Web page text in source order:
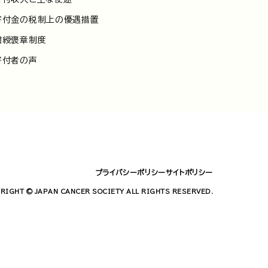
付金の税制上の優遇措置
綬褒章制度
付者の声
プライバシーポリシーサイトポリシー
© JAPAN CANCER SOCIETY ALL RIGHTS RESERVED.